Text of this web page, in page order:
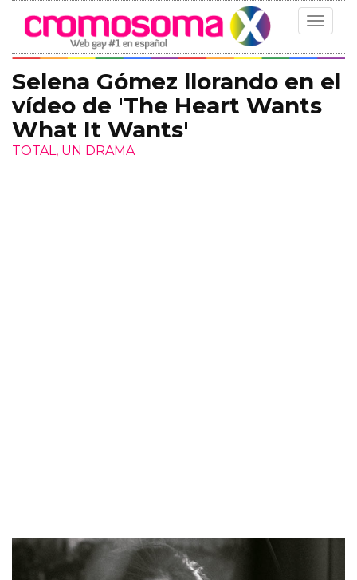
Toggle
Selena Gómez llorando en el
vídeo de 'The Heart Wants
What It Wants'
TOTAL, UN DRAMA